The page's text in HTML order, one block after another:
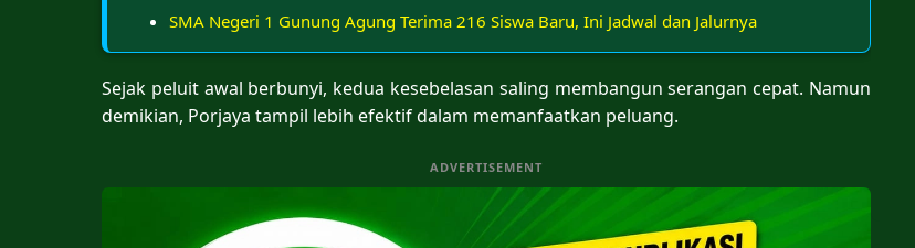
SMA Negeri 1 Gunung Agung Terima 216 Siswa Baru, Ini Jadwal dan Jalurnya
Sejak peluit awal berbunyi, kedua kesebelasan saling membangun serangan cepat. Namun
demikian, Porjaya tampil lebih efektif dalam memanfaatkan peluang.
ADVERTISEMENT